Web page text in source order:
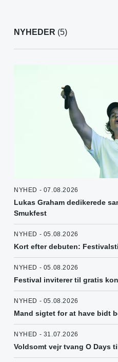
NYHEDER (5)
NYHED - 07.08.2026
Lukas Graham dedikerede
Smukfest
NYHED - 05.08.2026
Kort efter debuten:
NYHED - 05.08.2026
Festival inviterer til gratis
NYHED - 05.08.2026
Mand sigtet for at have bidt
NYHED - 31.07.2026
Voldsomt vejr tvang O Days